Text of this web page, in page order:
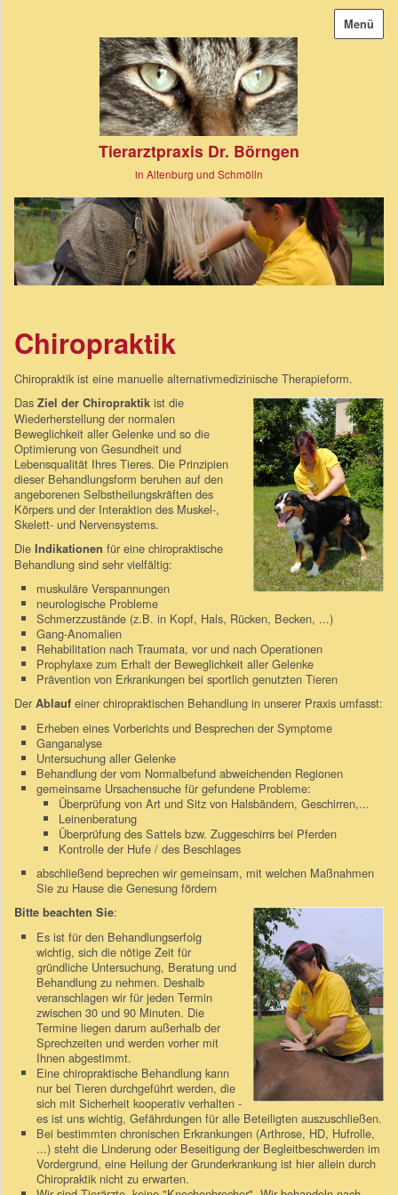
Menü
Tierarztpraxis Dr. Börngen
in Altenburg und Schmölln
Chiropraktik
Chiropraktik ist eine manuelle alternativmedizinische Therapieform.
Das Ziel der Chiropraktik ist die
Wiederherstellung der normalen
Beweglichkeit aller Gelenke und so die
Optimierung von Gesundheit und
Lebensqualität Ihres Tieres. Die Prinzipien
dieser Behandlungsform beruhen auf den
angeborenen Selbstheilungskräften des
Körpers und der Interaktion des Muskel-,
Skelett- und Nervensystems.
Die Indikationen für eine chiropraktische
Behandlung sind sehr vielfältig:
muskuläre Verspannungen
neurologische Probleme
Schmerzzustände (z.B. in Kopf, Hals, Rücken, Becken, ...)
Gang-Anomalien
Rehabilitation nach Traumata, vor und nach Operationen
Prophylaxe zum Erhalt der Beweglichkeit aller Gelenke
Prävention von Erkrankungen bei sportlich genutzten Tieren
Der Ablauf einer chiropraktischen Behandlung in unserer Praxis umfasst:
Erheben eines Vorberichts und Besprechen der Symptome
Ganganalyse
Untersuchung aller Gelenke
Behandlung der vom Normalbefund abweichenden Regionen
gemeinsame Ursachensuche für gefundene Probleme:
Überprüfung von Art und Sitz von Halsbändern, Geschirren,...
Leinenberatung
Überprüfung des Sattels bzw. Zuggeschirrs bei Pferden
Kontrolle der Hufe / des Beschlages
abschließend beprechen wir gemeinsam, mit welchen Maßnahmen
Sie zu Hause die Genesung fördern
Bitte beachten Sie:
Es ist für den Behandlungserfolg
wichtig, sich die nötige Zeit für
gründliche Untersuchung, Beratung und
Behandlung zu nehmen. Deshalb
veranschlagen wir für jeden Termin
zwischen 30 und 90 Minuten. Die
Termine liegen darum außerhalb der
Sprechzeiten und werden vorher mit
Ihnen abgestimmt.
Eine chiropraktische Behandlung kann
nur bei Tieren durchgeführt werden, die
sich mit Sicherheit kooperativ verhalten -
es ist uns wichtig, Gefährdungen für alle Beteiligten auszuschließen.
Bei bestimmten chronischen Erkrankungen (Arthrose, HD, Hufrolle,
...) steht die Linderung oder Beseitigung der Begleitbeschwerden im
Vordergrund, eine Heilung der Grunderkrankung ist hier allein durch
Chiropraktik nicht zu erwarten.